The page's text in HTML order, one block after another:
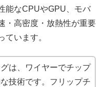
能なCPUやGPU、モバ
・高密度・放熱性が重要
ています。
は、ワイヤーでチップ
技術です。フリップチ